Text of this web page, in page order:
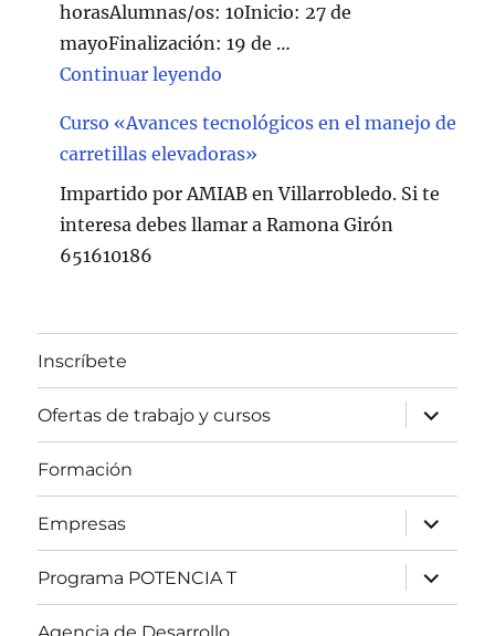
horasAlumnas/os: 10Inicio: 27 de
mayoFinalización: 19 de …
Continuar leyendo
Curso «Avances tecnológicos en el manejo de
carretillas elevadoras»
Impartido por AMIAB en Villarrobledo. Si te
interesa debes llamar a Ramona Girón
651610186
Inscríbete
Ofertas de trabajo y cursos
expande
el
menú
Formación
Empresas
expande
el
menú
inferior
Programa POTENCIA T
expande
el
menú